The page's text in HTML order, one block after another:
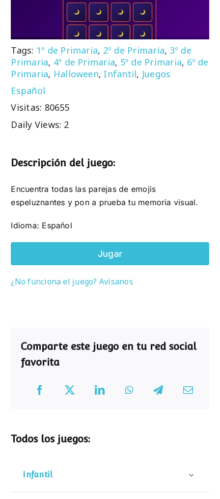
Tags: 1º de Primaria, 2º de Primaria, 3º de
Primaria, 4º de Primaria, 5º de Primaria, 6º de
Primaria, Halloween, Infantil, Juegos
Español
Visitas: 80655
Daily Views: 2
Descripción del juego:
Encuentra todas las parejas de emojis
espeluznantes y pon a prueba tu memoria visual.
Idioma: Español
Jugar
¿No funciona el juego? Avísanos
Comparte este juego en tu red social
favorita
Todos los juegos:
Infantil